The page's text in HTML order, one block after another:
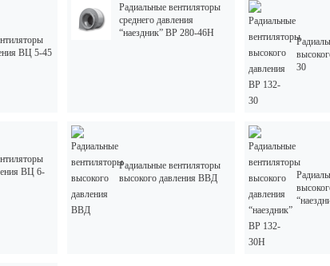
ВЦ 5-45
Радиальные вентиляторы
среднего давления
“наездник” ВР 280-46Н
30
ВЦ 6-
Радиальные вентиляторы
высокого давления ВВД